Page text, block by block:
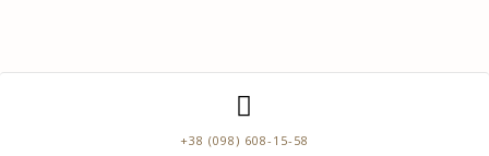
+38 (098) 608-15-58